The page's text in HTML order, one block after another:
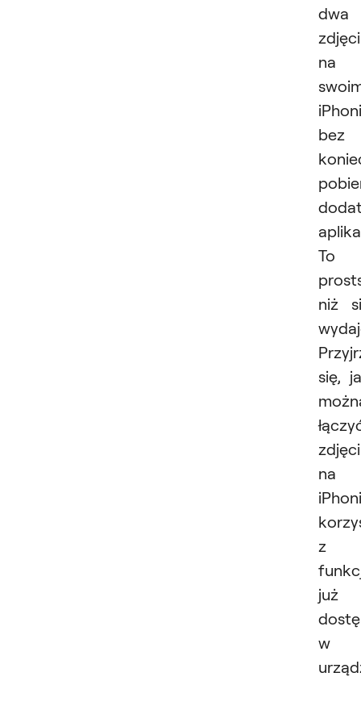
dwa
na
bez
To
niż
się,
na
z
już
w